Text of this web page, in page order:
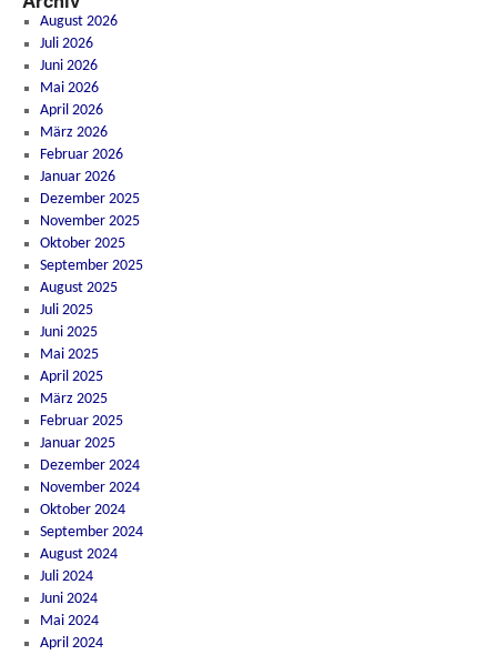
August 2026
Juli 2026
Juni 2026
Mai 2026
April 2026
März 2026
Februar 2026
Januar 2026
Dezember 2025
November 2025
Oktober 2025
September 2025
August 2025
Juli 2025
Juni 2025
Mai 2025
April 2025
März 2025
Februar 2025
Januar 2025
Dezember 2024
November 2024
Oktober 2024
September 2024
August 2024
Juli 2024
Juni 2024
Mai 2024
April 2024